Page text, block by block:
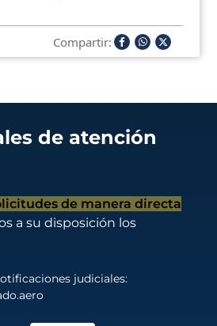
Compartir:
de atención
de manera directa
a su disposición los
judiciales: